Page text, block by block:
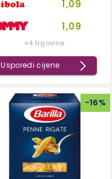
1,09
1,09
+4 trgovine
Usporedi cijene
-16%